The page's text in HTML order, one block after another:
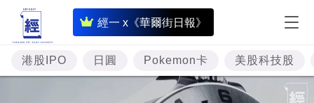
經一 x《華爾街日報》
即
時
財
經
港股IPO 日圓 Pokemon卡 美股科技股